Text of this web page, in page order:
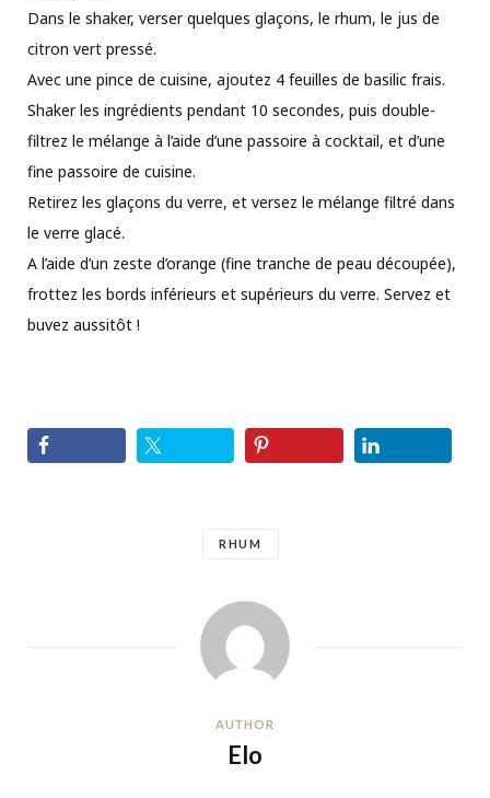
Dans le shaker, verser quelques glaçons, le rhum, le jus de
citron vert pressé.
Avec une pince de cuisine, ajoutez 4 feuilles de basilic frais.
Shaker les ingrédients pendant 10 secondes, puis double-
filtrez le mélange à l’aide d’une passoire à cocktail, et d’une
fine passoire de cuisine.
Retirez les glaçons du verre, et versez le mélange filtré dans
le verre glacé.
A l’aide d’un zeste d’orange (fine tranche de peau découpée),
frottez les bords inférieurs et supérieurs du verre. Servez et
buvez aussitôt !
RHUM
AUTHOR
Elo